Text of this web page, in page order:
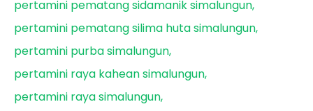
pertamini pematang sidamanik simalungun
pertamini pematang silima huta simalungun
pertamini purba simalungun
pertamini raya kahean simalungun
pertamini raya simalungun